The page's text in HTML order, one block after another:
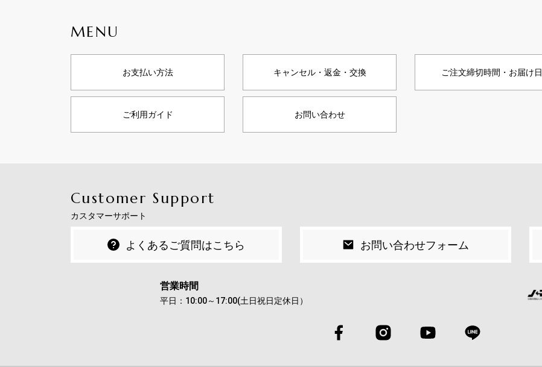
MENU
お支払い方法 キャンセル・返金・交換 ご注文締切時間・お届け日
ご利用ガイド お問い合わせ
Customer Support
カスタマーサポート
よくあるご質問はこちら お問い合わせフォーム
営業時間
平日：10:00～17:00(土日祝日定休日）